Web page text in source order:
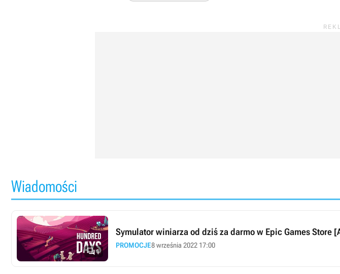
Wiadomości
1
Symulator winiarza od dziś za darmo w Epic Games Store
PROMOCJE8 września 2022 17:00